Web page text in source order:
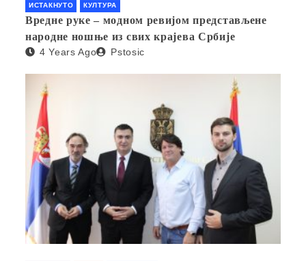
ИСТАКНУТО КУЛТУРА
Вредне руке – модном ревијом представљене
народне ношње из свих крајева Србије
4 Years Ago Pstosic